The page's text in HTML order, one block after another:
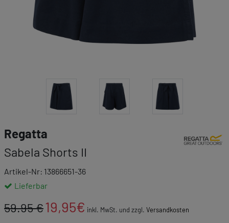
Regatta
Sabela Shorts II
Artikel-Nr: 13866651-36
Lieferbar
59.95 €19,95€ inkl. MwSt. und zzgl. Versandkosten